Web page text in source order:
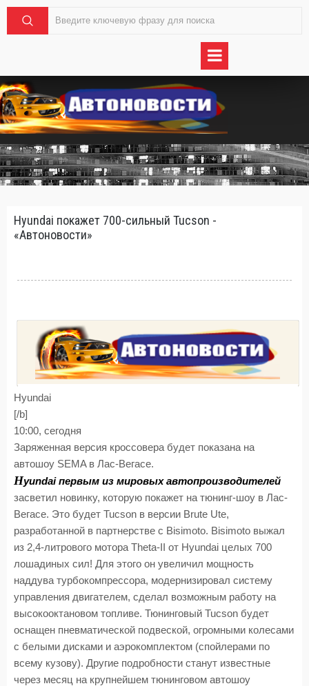
Hyundai покажет 700-сильный Tucson -
«Автоновости»
Hyundai
[/b]
10:00, сегодня
Заряженная версия кроссовера будет показана на
автошоу SEMA в Лас-Вегасе.
Hyundai первым из мировых автопроизводителей
засветил новинку, которую покажет на тюнинг-шоу в Лас-
Вегасе. Это будет Tucson в версии Brute Ute,
разработанной в партнерстве с Bisimoto. Bisimoto выжал
из 2,4-литрового мотора Theta-II от Hyundai целых 700
лошадиных сил! Для этого он увеличил мощность
наддува турбокомпрессора, модернизировал систему
управления двигателем, сделал возможным работу на
высокооктановом топливе. Тюнинговый Tucson будет
оснащен пневматической подвеской, огромными колесами
с белыми дисками и аэрокомплектом (спойлерами по
всему кузову). Другие подробности станут известные
через месяц на крупнейшем тюнинговом автошоу